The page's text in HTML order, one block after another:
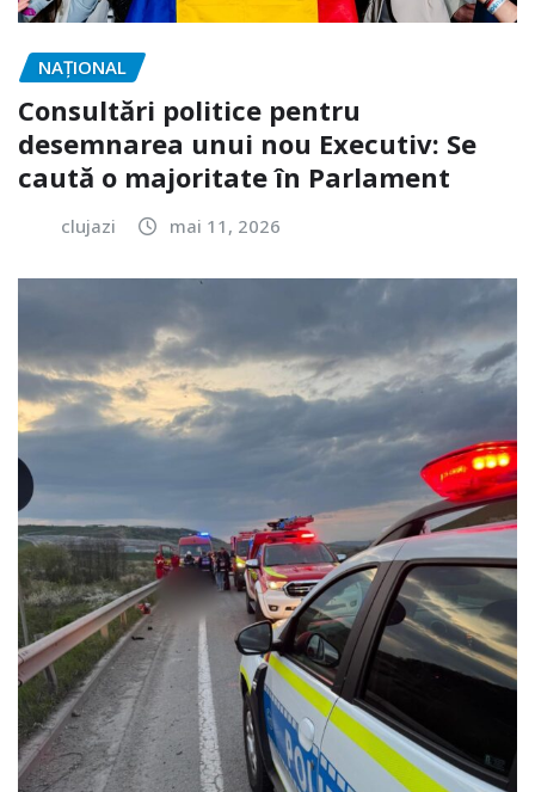
NAŢIONAL
Consultări politice pentru
desemnarea unui nou Executiv: Se
caută o majoritate în Parlament
clujazi mai 11, 2026